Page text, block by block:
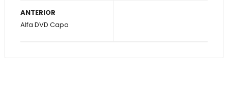
ANTERIOR
Alfa DVD Capa